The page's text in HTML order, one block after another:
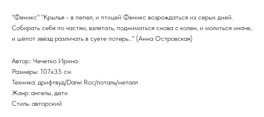
"Феникс" "Крылья - в пепел, и птицей Феникс возрождаться из серых дней.
Собирать себя по частям, взлетать, подниматься снова с колен, и молиться иначе,
и шёпот звёзд различать в суете потерь..." (Анна Островская)
Автор:: Чечетко Ирина
Размеры: 107х35 см
Техника: дрифтвуд/Darwi Roc/поталь/металл
Жанр: ангелы, дети
Стиль: авторский